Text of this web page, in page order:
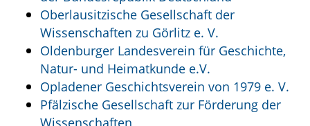
Oberlausitzische Gesellschaft der
Wissenschaften zu Görlitz e. V.
Oldenburger Landesverein für Geschichte,
Natur- und Heimatkunde e.V.
Opladener Geschichtsverein von 1979 e. V.
Pfälzische Gesellschaft zur Förderung der
Wissenschaften